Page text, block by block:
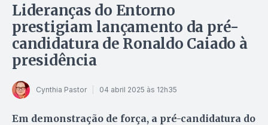
Lideranças do Entorno
prestigiam lançamento da pré-
candidatura de Ronaldo Caiado à
presidência
Cynthia Pastor 04 abril 2025 às 12h35
Em demonstração de força, a pré-candidatura do